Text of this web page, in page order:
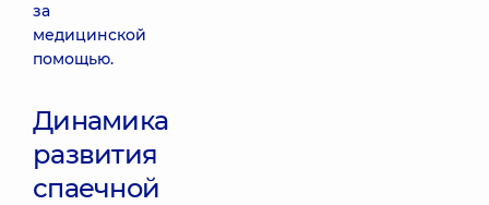
за
медицинской
помощью.
Динамика
развития
спаечной